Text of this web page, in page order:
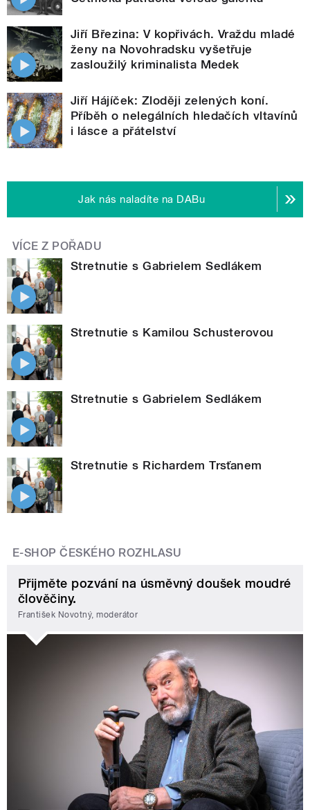
Jiří Březina: V kopřivách. Vraždu mladé
ženy na Novohradsku vyšetřuje
zasloužilý kriminalista Medek
Jiří Hájíček: Zloději zelených koní.
Příběh o nelegálních hledačích vltavínů
i lásce a přátelství
Jak nás naladíte na DABu
VÍCE Z POŘADU
Stretnutie s Gabrielem Sedlákem
Stretnutie s Kamilou Schusterovou
Stretnutie s Gabrielem Sedlákem
Stretnutie s Richardem Trsťanem
E-SHOP ČESKÉHO ROZHLASU
Přijměte pozvání na úsměvný doušek moudré
člověčiny.
František Novotný, moderátor